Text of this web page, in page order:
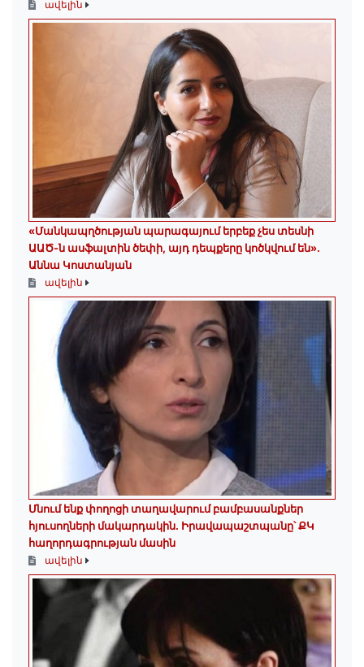
ավելին
«Մանկապղծության պարագայում երբեք չես տեսնի
ԱԱԾ-ն ասֆալտին ծեփի, այդ դեպքերը կոծկվում են»․
Աննա Կոստանյան
ավելին
Մնում ենք փողոցի տաղավարում բամբասանքներ
հյուսողների մակարդակին․ Իրավապաշտպանը՝ ՔԿ
հաղորդագրության մասին
ավելին